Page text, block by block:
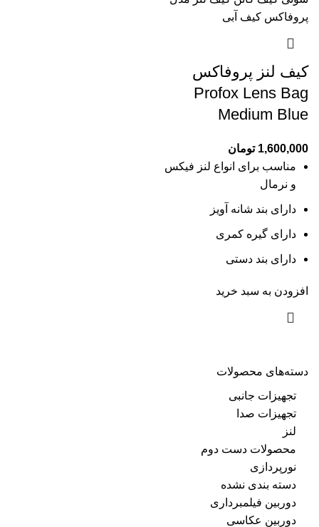
دسته‌های محصولات
تجهیزات جانبی
تجهیزات صدا
لنز
محصولات دست دوم
نورپردازی
دسته بندی نشده
دوربین فیلمبرداری
دوربین عکاسی
کیف لنز پروفاکس
Profox Lens Bag
Medium Blue
1,600,000 تومان
مناسب برای انواع لنز فیکس
و نرمال
دارای بند شانه آویز
دارای گیره کمری
دارای بند دستی
افزودن به سبد خرید